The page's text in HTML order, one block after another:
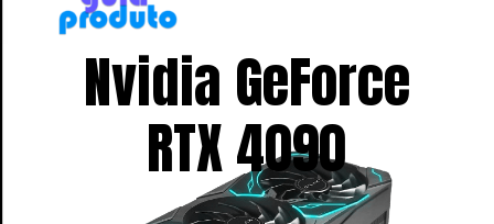
Nvidia GeForce
RTX 4090